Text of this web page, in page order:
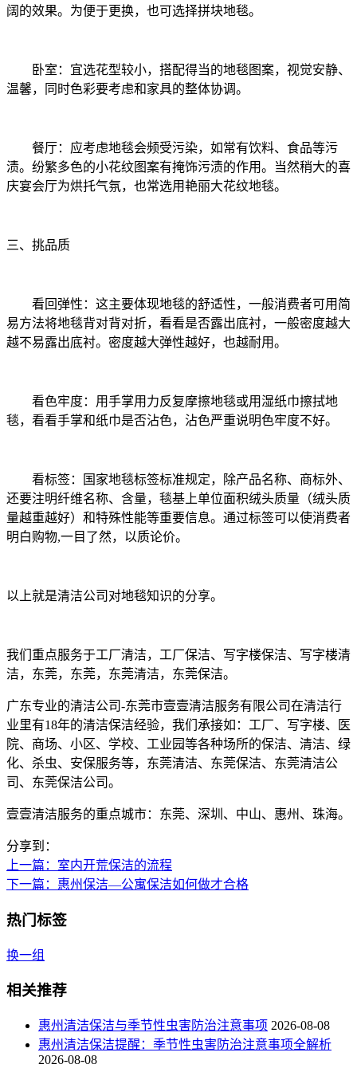
阔的效果。为便于更换，也可选择拼块地毯。
卧室：宜选花型较小，搭配得当的地毯图案，视觉安静、
温馨，同时色彩要考虑和家具的整体协调。
餐厅：应考虑地毯会频受污染，如常有饮料、食品等污
渍。纷繁多色的小花纹图案有掩饰污渍的作用。当然稍大的喜
庆宴会厅为烘托气氛，也常选用艳丽大花纹地毯。
三、挑品质
看回弹性：这主要体现地毯的舒适性，一般消费者可用简
易方法将地毯背对背对折，看看是否露出底衬，一般密度越大
越不易露出底衬。密度越大弹性越好，也越耐用。
看色牢度：用手掌用力反复摩擦地毯或用湿纸巾擦拭地
毯，看看手掌和纸巾是否沾色，沾色严重说明色牢度不好。
看标签：国家地毯标签标准规定，除产品名称、商标外、
还要注明纤维名称、含量，毯基上单位面积绒头质量（绒头质
量越重越好）和特殊性能等重要信息。通过标签可以使消费者
明白购物,一目了然，以质论价。
以上就是清洁公司对地毯知识的分享。
我们重点服务于工厂清洁，工厂保洁、写字楼保洁、写字楼清
洁，东莞，东莞，东莞清洁，东莞保洁。
广东专业的清洁公司-东莞市壹壹清洁服务有限公司在清洁行
业里有18年的清洁保洁经验，我们承接如：工厂、写字楼、医
院、商场、小区、学校、工业园等各种场所的保洁、清洁、绿
化、杀虫、安保服务等，东莞清洁、东莞保洁、东莞清洁公
司、东莞保洁公司。
壹壹清洁服务的重点城市：东莞、深圳、中山、惠州、珠海。
分享到：
上一篇 ：室内开荒保洁的流程
下一篇 ：惠州保洁—公寓保洁如何做才合格
热门标签
换一组
相关推荐
惠州清洁保洁与季节性虫害防治注意事项 2026-08-08
惠州清洁保洁提醒：季节性虫害防治注意事项全解析
2026-08-08